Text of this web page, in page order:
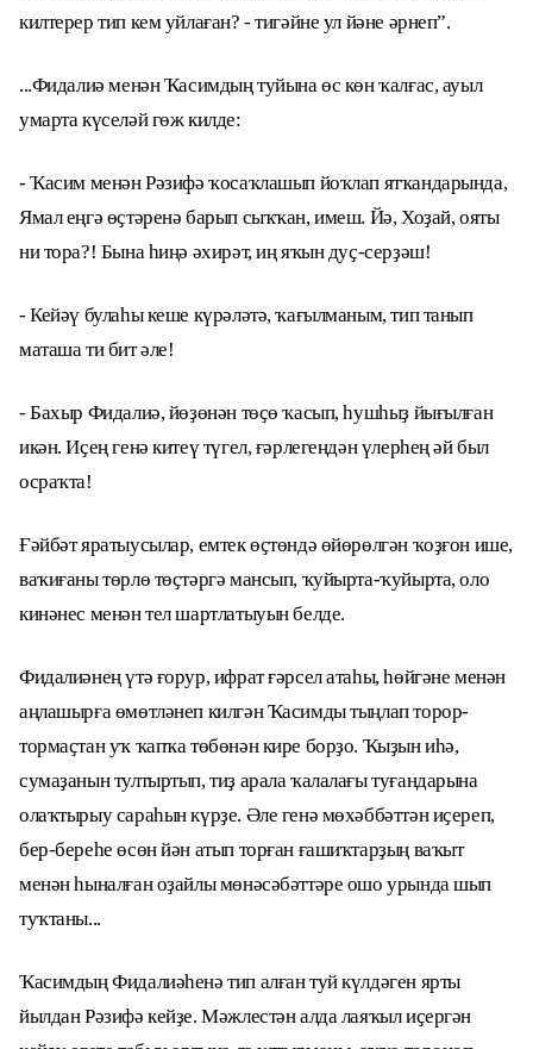
килтерер тип кем уйлаған? - тигәйне ул йәне әрнеп”.
...Фидалиә менән Ҡасимдың туйына өс көн ҡалғас, ауыл
умарта күселәй гөж килде:
- Ҡасим менән Рәзифә ҡосаҡлашып йоҡлап ятҡандарында,
Ямал еңгә өҫтәренә барып сыҡҡан, имеш. Йә, Хоҙай, ояты
ни тора?! Бына һиңә әхирәт, иң яҡын дуҫ-серҙәш!
- Кейәү булаһы кеше күрәләтә, ҡағылманым, тип танып
маташа ти бит әле!
- Бахыр Фидалиә, йөҙөнән төҫө ҡасып, һушһыҙ йығылған
икән. Иҫең генә китеү түгел, ғәрлегеңдән үлерһең әй был
осраҡта!
Ғәйбәт яратыусылар, емтек өҫтөндә өйөрөлгән ҡоҙғон ише,
ваҡиғаны төрлө төҫтәргә мансып, ҡуйырта-ҡуйырта, оло
кинәнес менән тел шартлатыуын белде.
Фидалиәнең үтә ғорур, ифрат ғәрсел атаһы, һөйгәне менән
аңлашырға өмөтләнеп килгән Ҡасимды тыңлап торор-
тормаҫтан уҡ ҡапҡа төбөнән кире борҙо. Ҡыҙын иһә,
сумаҙанын тултыртып, тиҙ арала ҡалалағы туғандарына
олаҡтырыу сараһын күрҙе. Әле генә мөхәббәттән иҫереп,
бер-береһе өсөн йән атып торған ғашиҡтарҙың ваҡыт
менән һыналған оҙайлы мөнәсәбәттәре ошо урында шып
туҡтаны...
Ҡасимдың Фидалиәһенә тип алған туй күлдәген ярты
йылдан Рәзифә кейҙе. Мәжлестән алда лаяҡыл иҫергән